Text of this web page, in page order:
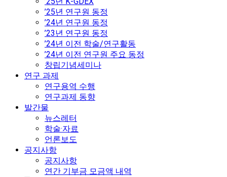
’25년 연구원 동정
’24년 연구원 동정
’23년 연구원 동정
’24년 이전 학술/연구활동
’24년 이전 연구원 주요 동정
창립기념세미나
연구 과제
연구용역 수행
연구과제 동향
발간물
뉴스레터
학술·자료
언론보도
공지사항
공지사항
연간 기부금 모금액 내역